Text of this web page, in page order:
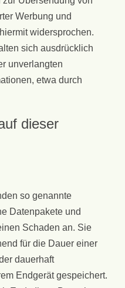
Werbung und
widersprochen.
sich ausdrücklich
unverlangten
etwa durch
dieser
so genannte
Datenpakete und
Schaden an. Sie
für die Dauer einer
dauerhaft
Endgerät gespeichert.